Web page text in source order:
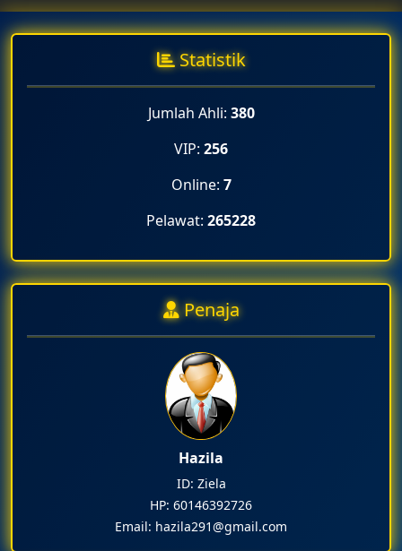
Statistik
Jumlah Ahli: 380
VIP: 256
Online: 7
Pelawat: 265228
Penaja
Hazila
ID: Ziela
HP: 60146392726
Email: hazila291@gmail.com
PERTAMA KALI DI KELANTAN PREVIEW HORE
HORE-9 JANUARI- 2.30 PTG
PREVIEW HORE HORE DI KELANTAN
JANGAN LEPAS KAN PELUANG PENDUDUK KELANTAN
RAHSIAN MENUNAIKAN UMRAN / MELANCONG SECARA
2.30 PTG.
CABUTAN BERTUAN BERNILAI RM700 DAN JAMUAN